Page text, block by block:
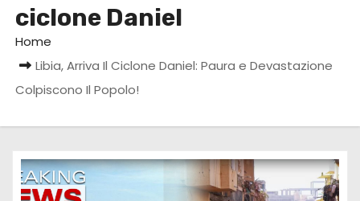
ciclone Daniel
Home
Libia, Arriva Il Ciclone Daniel: Paura e Devastazione
Colpiscono Il Popolo!